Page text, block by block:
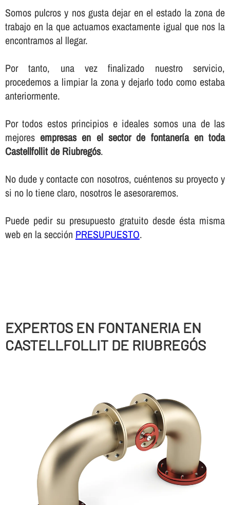
Somos pulcros y nos gusta dejar en el estado la zona de
trabajo en la que actuamos exactamente igual que nos la
encontramos al llegar.
Por tanto, una vez finalizado nuestro servicio,
procedemos a limpiar la zona y dejarlo todo como estaba
anteriormente.
Por todos estos principios e ideales somos una de las
mejoresempresas en el sector de fontanerí­a en toda
Castellfollit de Riubregós.
No dude y contacte con nosotros, cuéntenos su proyecto y
si no lo tiene claro, nosotros le asesoraremos.
Puede pedir su presupuesto gratuito desde ésta misma
web en la sección PRESUPUESTO.
EXPERTOS EN FONTANERIA EN
CASTELLFOLLIT DE RIUBREGÓS